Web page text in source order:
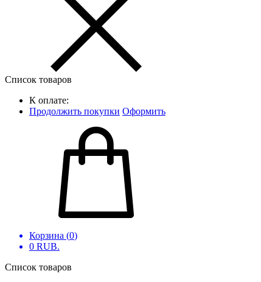
Список товаров
К оплате:
Продолжить покупки Оформить
Корзина (0)
0 RUB.
Список товаров